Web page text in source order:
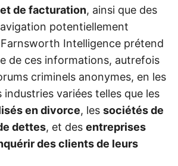
de facturation, ainsi que des
potentiellement
Intelligence prétend
de ces informations, autrefois
criminels anonymes, en les
variées telles que les
en divorce, les sociétés de
dettes, et des entreprises
des clients de leurs